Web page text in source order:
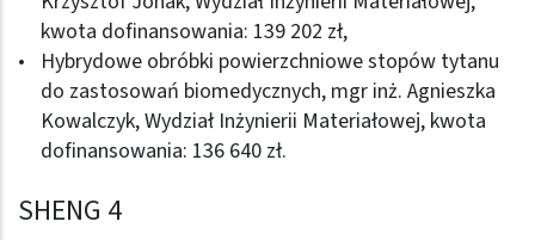
kwota dofinansowania: 139 202 zł,
Hybrydowe obróbki powierzchniowe stopów tytanu
do zastosowań biomedycznych, mgr inż. Agnieszka
Kowalczyk, Wydział Inżynierii Materiałowej, kwota
dofinansowania: 136 640 zł.
SHENG 4